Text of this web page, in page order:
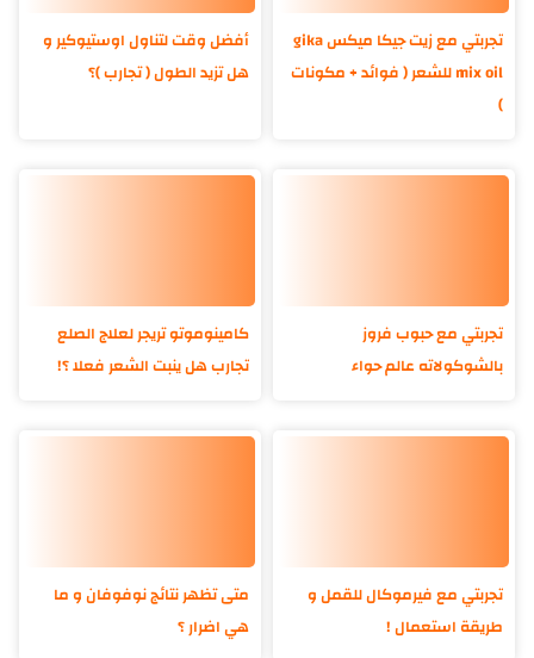
تجربتي مع زيت جيكا ميكس gika
mix oil للشعر ( فوائد + مكونات
أفضل وقت لتناول اوستيوكير و
هل تزيد الطول ( تجارب )؟
تجربتي مع حبوب فروز
بالشوكولاته عالم حواء
كامينوموتو تريجر لعلاج الصلع
تجارب هل ينبت الشعر فعلا ؟!
تجربتي مع فيرموكال للقمل و
طريقة استعمال !
متى تظهر نتائج نوفوفان و ما
هي اضرار ؟